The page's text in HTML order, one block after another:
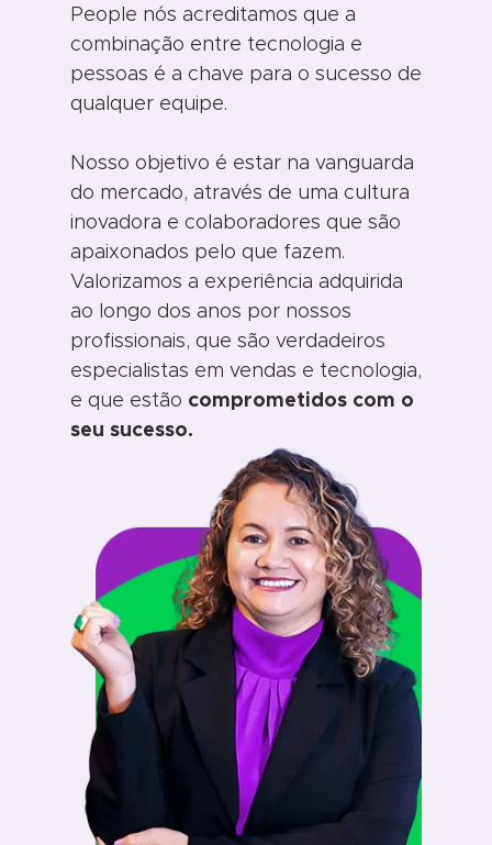
People nós acreditamos que a
combinação entre tecnologia e
pessoas é a chave para o sucesso de
qualquer equipe.
Nosso objetivo é estar na vanguarda
do mercado, através de uma cultura
inovadora e colaboradores que são
apaixonados pelo que fazem.
Valorizamos a experiência adquirida
ao longo dos anos por nossos
profissionais, que são verdadeiros
especialistas em vendas e tecnologia,
e que estão comprometidos com o
seu sucesso.